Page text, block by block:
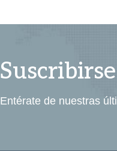
Entérate de nuestras